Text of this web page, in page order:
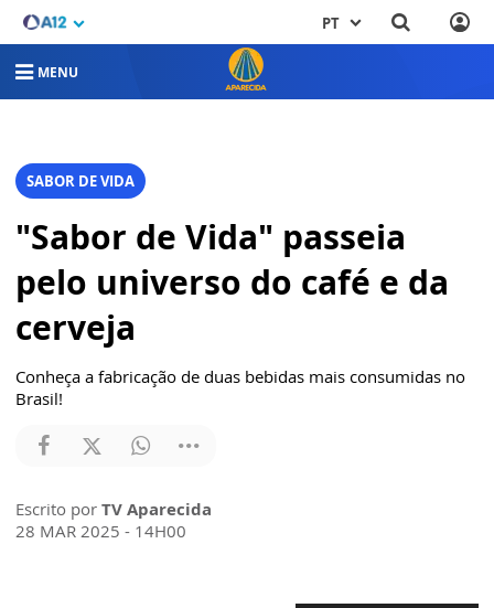
PT
MENU
SABOR DE VIDA
"Sabor de Vida" passeia
pelo universo do café e da
cerveja
Conheça a fabricação de duas bebidas mais consumidas no
Brasil!
Escrito por TV Aparecida
28 MAR 2025 - 14H00